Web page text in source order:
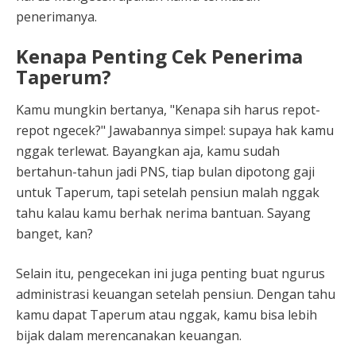
penerimanya.
Kenapa Penting Cek Penerima
Taperum?
Kamu mungkin bertanya, "Kenapa sih harus repot-
repot ngecek?" Jawabannya simpel: supaya hak kamu
nggak terlewat. Bayangkan aja, kamu sudah
bertahun-tahun jadi PNS, tiap bulan dipotong gaji
untuk Taperum, tapi setelah pensiun malah nggak
tahu kalau kamu berhak nerima bantuan. Sayang
banget, kan?
Selain itu, pengecekan ini juga penting buat ngurus
administrasi keuangan setelah pensiun. Dengan tahu
kamu dapat Taperum atau nggak, kamu bisa lebih
bijak dalam merencanakan keuangan.